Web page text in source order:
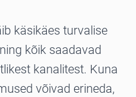
käsikäes turvalise
kõik saadavad
kanalitest. Kuna
võivad erineda,